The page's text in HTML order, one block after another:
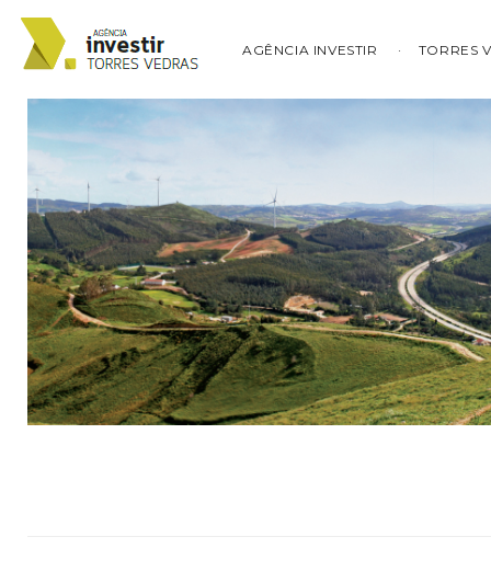
AGÊNCIA INVESTIR TORRES